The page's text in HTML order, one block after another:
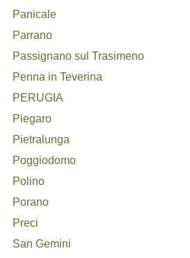
Panicale
Parrano
Passignano sul Trasimeno
Penna in Teverina
PERUGIA
Piegaro
Pietralunga
Poggiodomo
Polino
Porano
Preci
San Gemini